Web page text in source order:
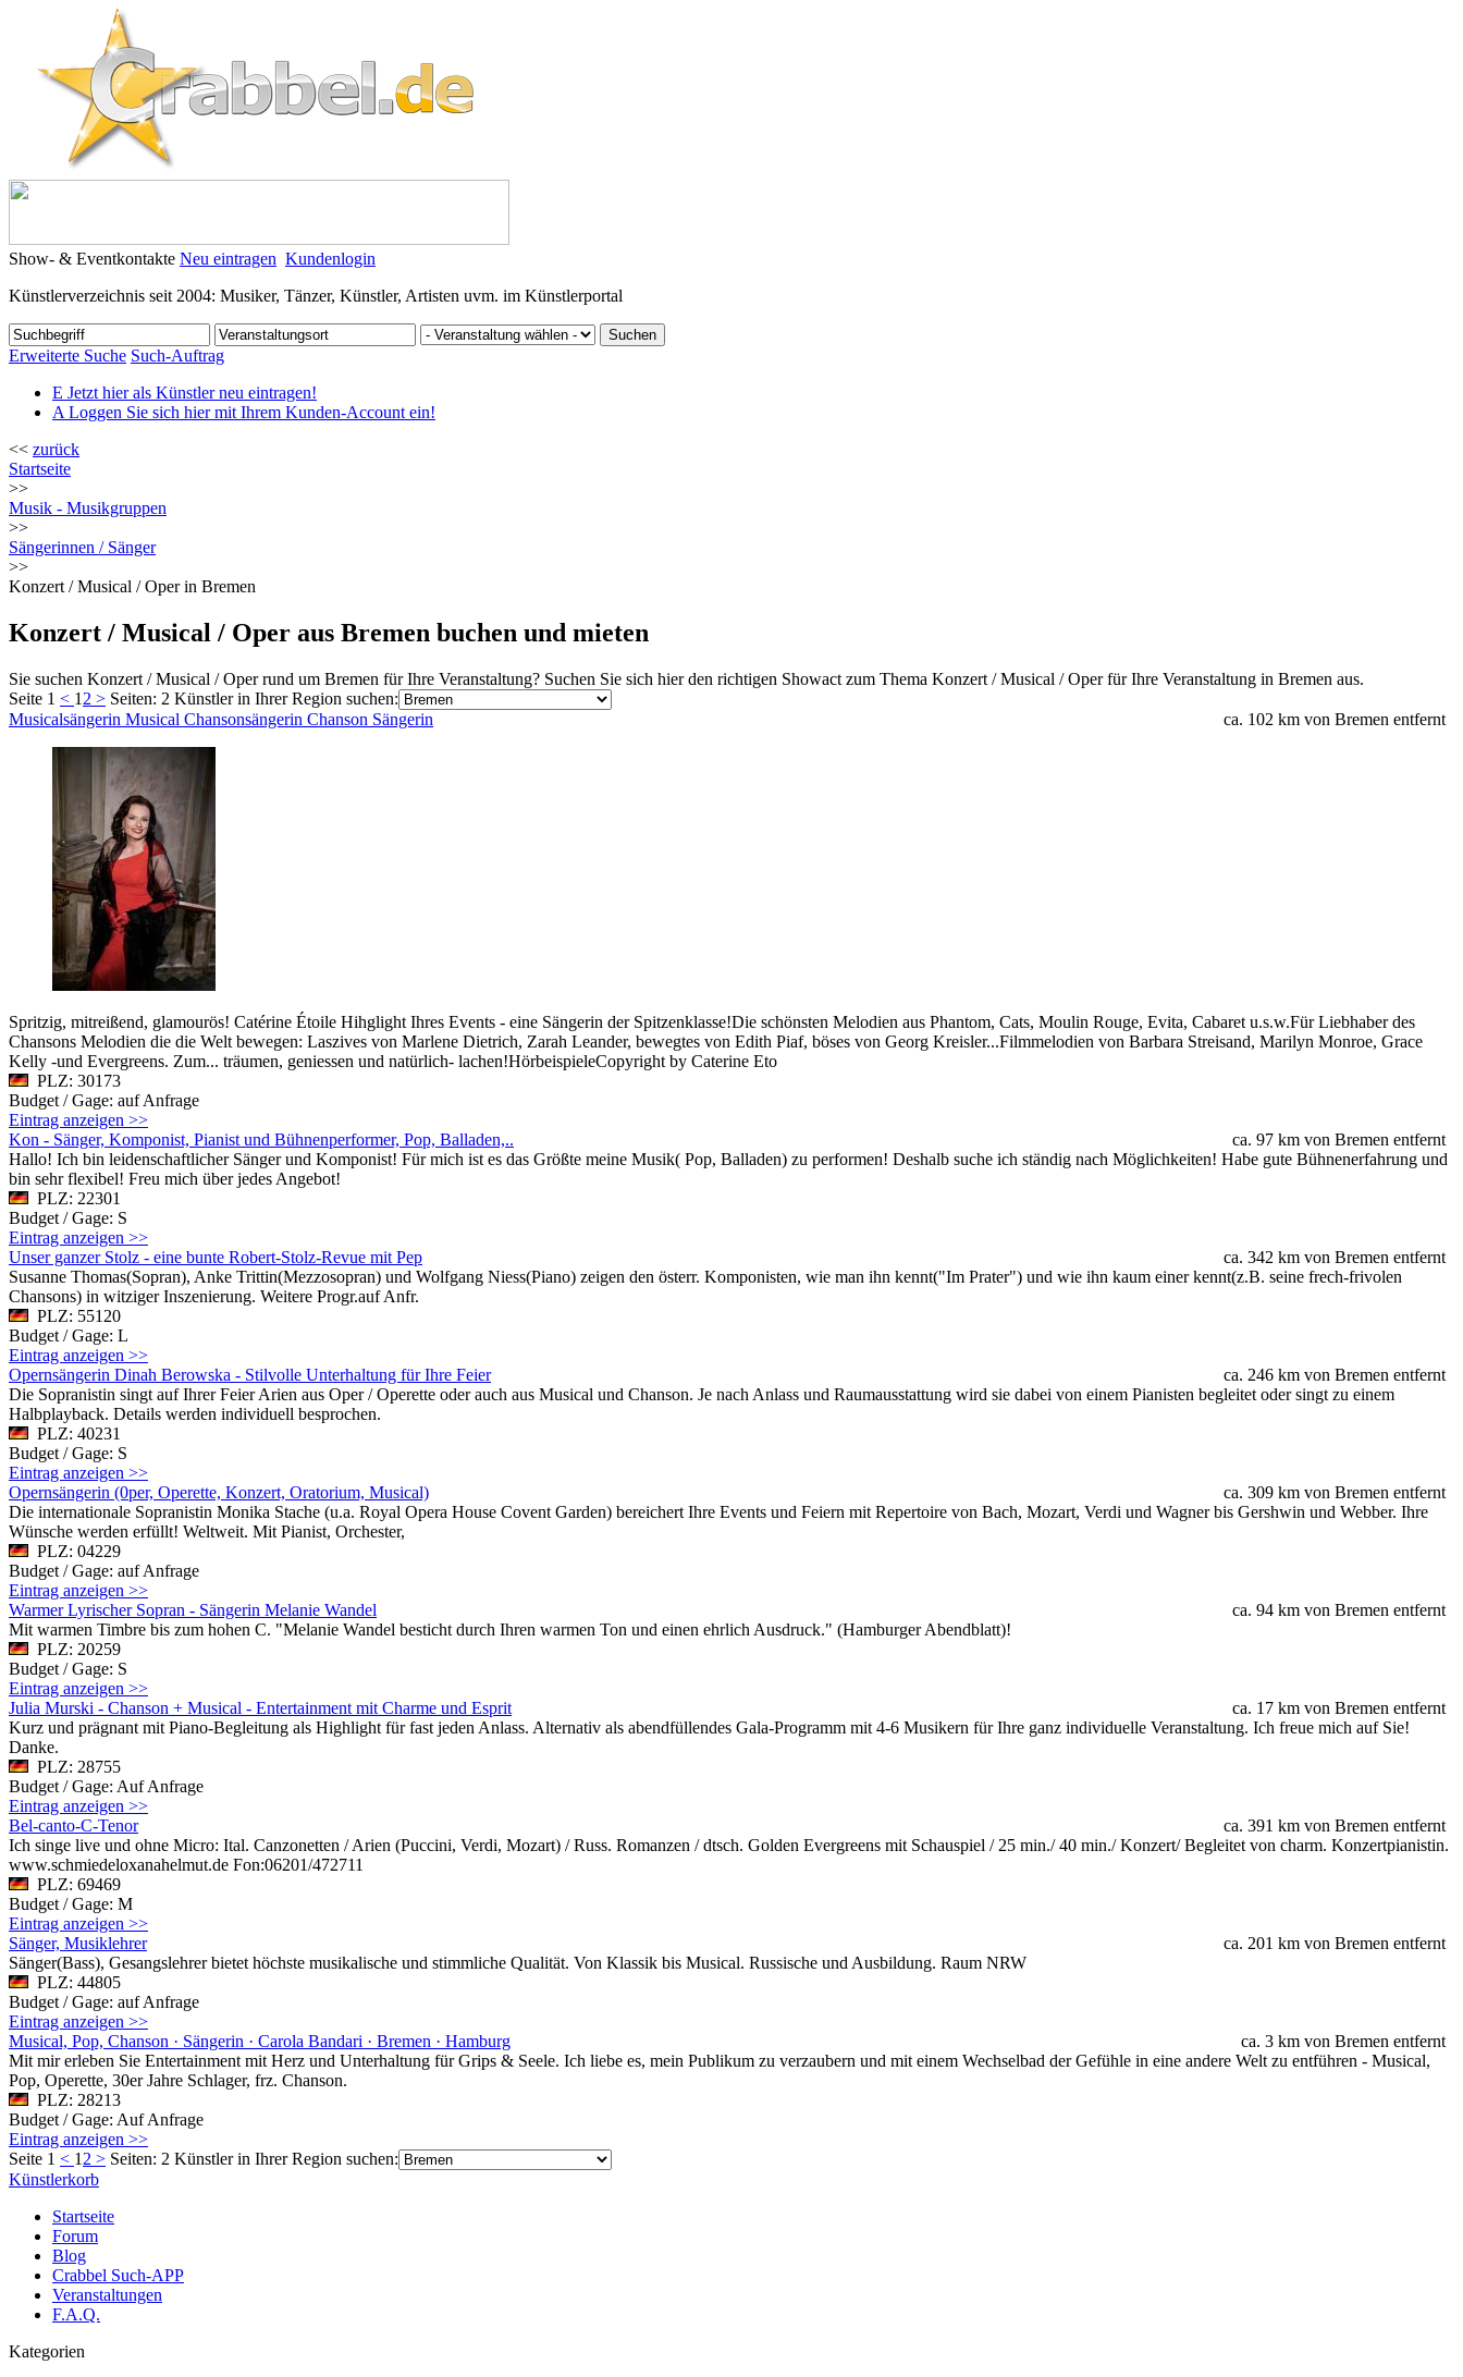
Show- & Eventkontakte Neu eintragen Kundenlogin
Künstlerverzeichnis seit 2004: Musiker, Tänzer, Künstler, Artisten uvm. im Künstlerportal
Erweiterte Suche Such-Auftrag
E Jetzt hier als Künstler neu eintragen!
A Loggen Sie sich hier mit Ihrem Kunden-Account ein!
<< zurück
Startseite
>>
Musik - Musikgruppen
>>
Sängerinnen / Sänger
>>
Konzert / Musical / Oper in Bremen
Konzert / Musical / Oper aus Bremen buchen und mieten
Sie suchen Konzert / Musical / Oper rund um Bremen für Ihre Veranstaltung? Suchen Sie sich hier den richtigen Showact zum Thema Konzert / Musical / Oper für Ihre Veranstaltung in Bremen aus.
Seite 1 < 1 2 > Seiten: 2 Künstler in Ihrer Region suchen:
ca. 102 km von Bremen entfernt
Musicalsängerin Musical Chansonsängerin Chanson Sängerin
Spritzig, mitreißend, glamourös! Catérine Étoile Hihglight Ihres Events - eine Sängerin der Spitzenklasse!Die schönsten Melodien aus Phantom, Cats, Moulin Rouge, Evita, Cabaret u.s.w.Für Liebhaber des
Chansons Melodien die die Welt bewegen: Laszives von Marlene Dietrich, Zarah Leander, bewegtes von Edith Piaf, böses von Georg Kreisler...Filmmelodien von Barbara Streisand, Marilyn Monroe, Grace
Kelly -und Evergreens. Zum... träumen, geniessen und natürlich- lachen!HörbeispieleCopyright by Caterine Eto
PLZ: 30173
Budget / Gage: auf Anfrage
Eintrag anzeigen >>
ca. 97 km von Bremen entfernt
Kon - Sänger, Komponist, Pianist und Bühnenperformer, Pop, Balladen,..
Hallo! Ich bin leidenschaftlicher Sänger und Komponist! Für mich ist es das Größte meine Musik( Pop, Balladen) zu performen! Deshalb suche ich ständig nach Möglichkeiten! Habe gute Bühnenerfahrung und
bin sehr flexibel! Freu mich über jedes Angebot!
PLZ: 22301
Budget / Gage: S
Eintrag anzeigen >>
ca. 342 km von Bremen entfernt
Unser ganzer Stolz - eine bunte Robert-Stolz-Revue mit Pep
Susanne Thomas(Sopran), Anke Trittin(Mezzosopran) und Wolfgang Niess(Piano) zeigen den österr. Komponisten, wie man ihn kennt("Im Prater") und wie ihn kaum einer kennt(z.B. seine frech-frivolen
Chansons) in witziger Inszenierung. Weitere Progr.auf Anfr.
PLZ: 55120
Budget / Gage: L
Eintrag anzeigen >>
ca. 246 km von Bremen entfernt
Opernsängerin Dinah Berowska - Stilvolle Unterhaltung für Ihre Feier
Die Sopranistin singt auf Ihrer Feier Arien aus Oper / Operette oder auch aus Musical und Chanson. Je nach Anlass und Raumausstattung wird sie dabei von einem Pianisten begleitet oder singt zu einem
Halbplayback. Details werden individuell besprochen.
PLZ: 40231
Budget / Gage: S
Eintrag anzeigen >>
ca. 309 km von Bremen entfernt
Opernsängerin (0per, Operette, Konzert, Oratorium, Musical)
Die internationale Sopranistin Monika Stache (u.a. Royal Opera House Covent Garden) bereichert Ihre Events und Feiern mit Repertoire von Bach, Mozart, Verdi und Wagner bis Gershwin und Webber. Ihre
Wünsche werden erfüllt! Weltweit. Mit Pianist, Orchester,
PLZ: 04229
Budget / Gage: auf Anfrage
Eintrag anzeigen >>
ca. 94 km von Bremen entfernt
Warmer Lyrischer Sopran - Sängerin Melanie Wandel
Mit warmen Timbre bis zum hohen C. "Melanie Wandel besticht durch Ihren warmen Ton und einen ehrlich Ausdruck." (Hamburger Abendblatt)!
PLZ: 20259
Budget / Gage: S
Eintrag anzeigen >>
ca. 17 km von Bremen entfernt
Julia Murski - Chanson + Musical - Entertainment mit Charme und Esprit
Kurz und prägnant mit Piano-Begleitung als Highlight für fast jeden Anlass. Alternativ als abendfüllendes Gala-Programm mit 4-6 Musikern für Ihre ganz individuelle Veranstaltung. Ich freue mich auf Sie!
Danke.
PLZ: 28755
Budget / Gage: Auf Anfrage
Eintrag anzeigen >>
ca. 391 km von Bremen entfernt
Bel-canto-C-Tenor
Ich singe live und ohne Micro: Ital. Canzonetten / Arien (Puccini, Verdi, Mozart) / Russ. Romanzen / dtsch. Golden Evergreens mit Schauspiel / 25 min./ 40 min./ Konzert/ Begleitet von charm. Konzertpianistin.
www.schmiedeloxanahelmut.de Fon:06201/472711
PLZ: 69469
Budget / Gage: M
Eintrag anzeigen >>
ca. 201 km von Bremen entfernt
Sänger, Musiklehrer
Sänger(Bass), Gesangslehrer bietet höchste musikalische und stimmliche Qualität. Von Klassik bis Musical. Russische und Ausbildung. Raum NRW
PLZ: 44805
Budget / Gage: auf Anfrage
Eintrag anzeigen >>
ca. 3 km von Bremen entfernt
Musical, Pop, Chanson · Sängerin · Carola Bandari · Bremen · Hamburg
Mit mir erleben Sie Entertainment mit Herz und Unterhaltung für Grips & Seele. Ich liebe es, mein Publikum zu verzaubern und mit einem Wechselbad der Gefühle in eine andere Welt zu entführen - Musical,
Pop, Operette, 30er Jahre Schlager, frz. Chanson.
PLZ: 28213
Budget / Gage: Auf Anfrage
Eintrag anzeigen >>
Seite 1 < 1 2 > Seiten: 2 Künstler in Ihrer Region suchen:
Künstlerkorb
Startseite
Forum
Blog
Crabbel Such-APP
Veranstaltungen
F.A.Q.
Kategorien